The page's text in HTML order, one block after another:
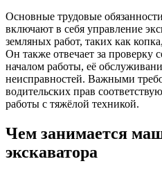
Основные трудовые
включают в себя управление
земляных работ, таких как
Он также отвечает за проверку
началом работы, её
неисправностей. Важными
водительских прав
работы с тяжёлой техникой.
Чем занимается
экскаватора